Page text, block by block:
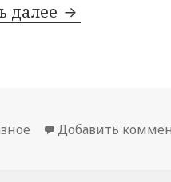
далее Как
Добавить